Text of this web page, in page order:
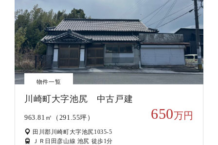
物件一覧
川崎町大字池尻 中古戸建
963.81㎡（291.55坪） 650万円
田川郡川崎町大字池尻1035-5
ＪＲ日田彦山線 池尻 徒歩1分